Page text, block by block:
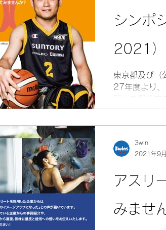
シンポ
2021）
東京都及び（
27年度より、
躍する現役
「アスリート
アスリ
みませ
3win
2021年9